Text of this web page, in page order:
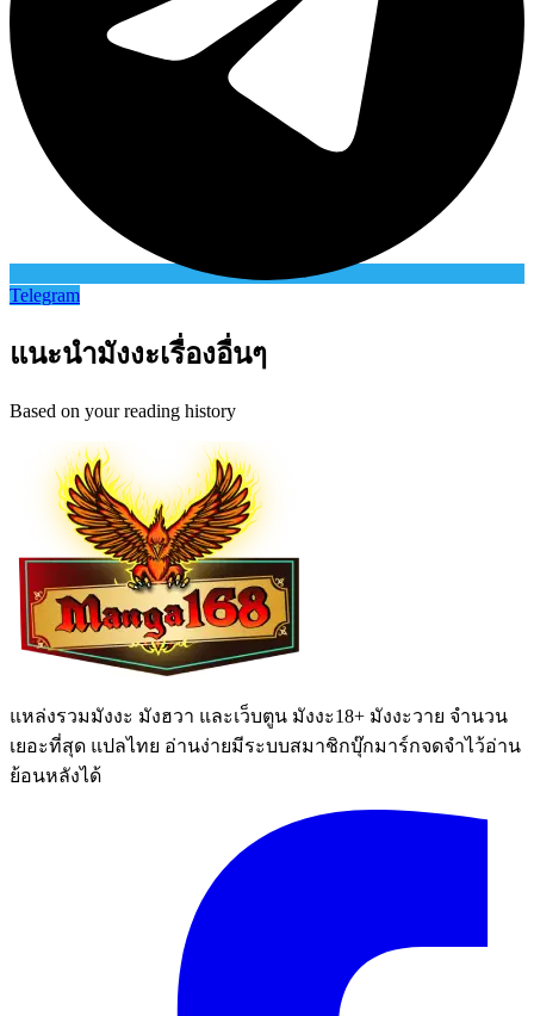
Telegram
แนะนำมังงะเรื่องอื่นๆ
Based on your reading history
แหล่งรวมมังงะ มังฮวา และเว็บตูน มังงะ18+ มังงะวาย จำนวน
เยอะที่สุด แปลไทย อ่านง่ายมีระบบสมาชิกบุ๊กมาร์กจดจำไว้อ่าน
ย้อนหลังได้